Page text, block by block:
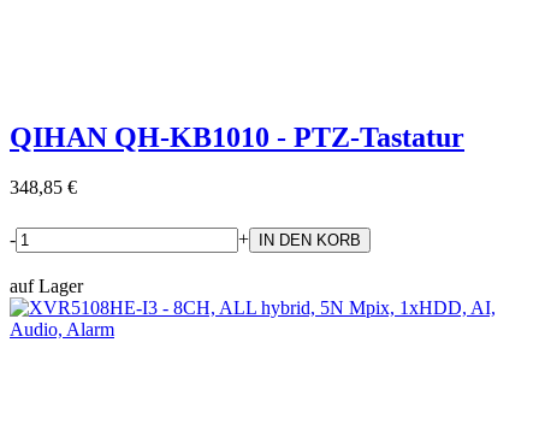
QIHAN QH-KB1010 - PTZ-Tastatur
348,85 €
- +
auf Lager